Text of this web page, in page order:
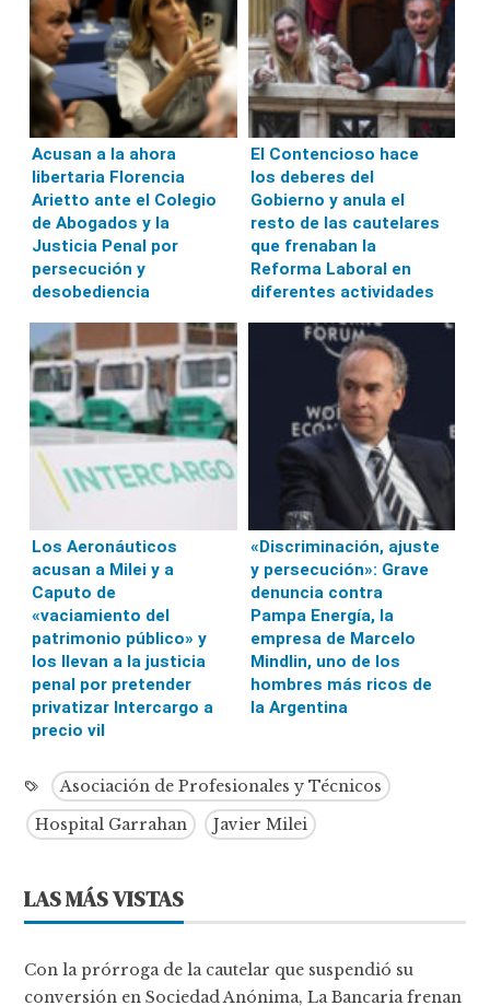
Acusan a la ahora
libertaria Florencia
Arietto ante el Colegio
de Abogados y la
Justicia Penal por
persecución y
desobediencia
El Contencioso hace
los deberes del
Gobierno y anula el
resto de las cautelares
que frenaban la
Reforma Laboral en
diferentes actividades
Los Aeronáuticos
acusan a Milei y a
Caputo de
«vaciamiento del
patrimonio público» y
los llevan a la justicia
penal por pretender
privatizar Intercargo a
precio vil
«Discriminación, ajuste
y persecución»: Grave
denuncia contra
Pampa Energía, la
empresa de Marcelo
Mindlin, uno de los
hombres más ricos de
la Argentina
Asociación de Profesionales y Técnicos
Hospital Garrahan
Javier Milei
LAS MÁS VISTAS
Con la prórroga de la cautelar que suspendió su
conversión en Sociedad Anónima, La Bancaria frenan